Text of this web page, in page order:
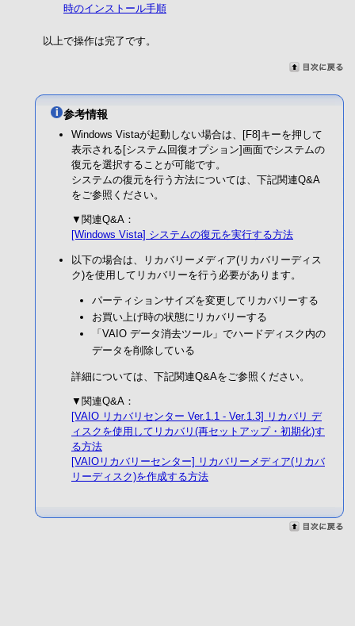
時のインストール手順
以上で操作は完了です。
参考情報
Windows Vistaが起動しない場合は、[F8]キーを押して
表示される[システム回復オプション]画面でシステムの
復元を選択することが可能です。
システムの復元を行う方法については、下記関連Q&A
をご参照ください。
▼関連Q&A：
[Windows Vista] システムの復元を実行する方法
以下の場合は、リカバリーメディア(リカバリーディス
ク)を使用してリカバリーを行う必要があります。
パーティションサイズを変更してリカバリーする
お買い上げ時の状態にリカバリーする
「VAIO データ消去ツール」でハードディスク内の
データを削除している
詳細については、下記関連Q&Aをご参照ください。
▼関連Q&A：
[VAIO リカバリセンター Ver.1.1 - Ver.1.3] リカバリ デ
ィスクを使用してリカバリ(再セットアップ・初期化)す
る方法
[VAIOリカバリーセンター] リカバリーメディア(リカバ
リーディスク)を作成する方法